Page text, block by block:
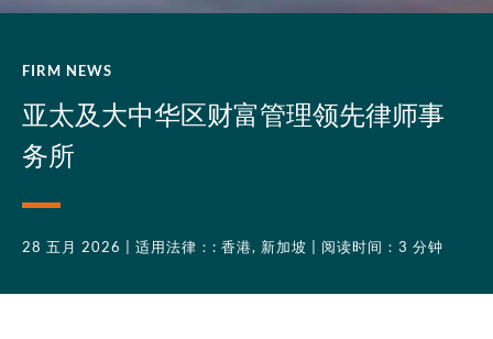
FIRM NEWS
亚太及大中华区财富管理领先律师事
务所
28 五月 2026 | 适用法律：: 香港, 新加坡 | 阅读时间：3 分钟